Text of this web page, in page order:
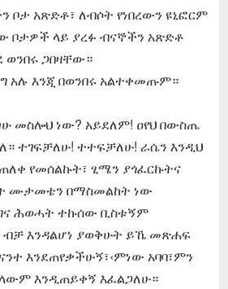
ቦታ አጽድቶ፣ ለብሶት የነበረውን ዩኒፎርም
ቦታዎች ላይ ያረፉ ብናኞችን አጽድቶ
ጋበዛቸው።
አሉ እንጂ በወንበሩ አልተቀመጡም።
መስሎህ ነው? አይደለም! ዐየህ በውስጤ
ተገፍቻለሁ! ተተፍቻለሁ! ራሴን እንዲህ
የመሰልኩት፣ ፂሜን ያጎፈርኩትና
ሙታመቴን በማስመልከት ነው
ሕወሓት ተኩሰው ቢስቱኝም
ብቻ እንዳልሆነ ያወቅሁት ይኼ መጽሐፍ
እንደጠየቃችሁኝ፣‹ምነው አባባ፣ምን
እንዲጠይቀኝ እፈልጋለሁ።